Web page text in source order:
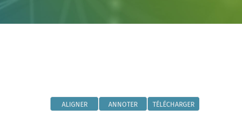
ALIGNER ANNOTER TÉLÉCHARGER